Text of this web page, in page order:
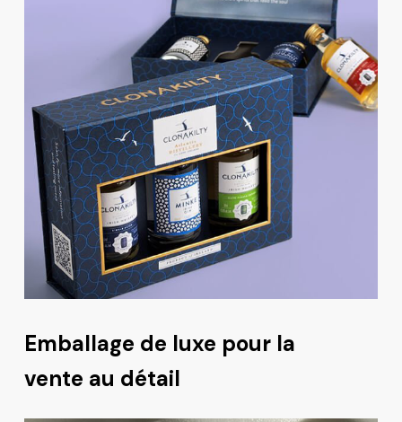
Emballage de luxe pour la
vente au détail